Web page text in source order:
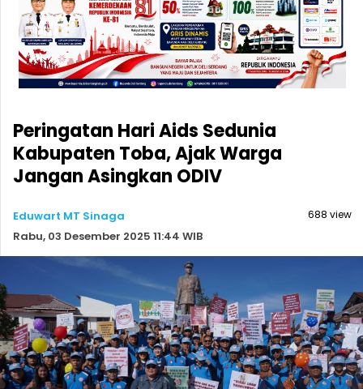
Peringatan Hari Aids Sedunia
Kabupaten Toba, Ajak Warga
Jangan Asingkan ODIV
Eduwart MT Sinaga
Rabu, 03 Desember 2025 11:44 WIB
688 view